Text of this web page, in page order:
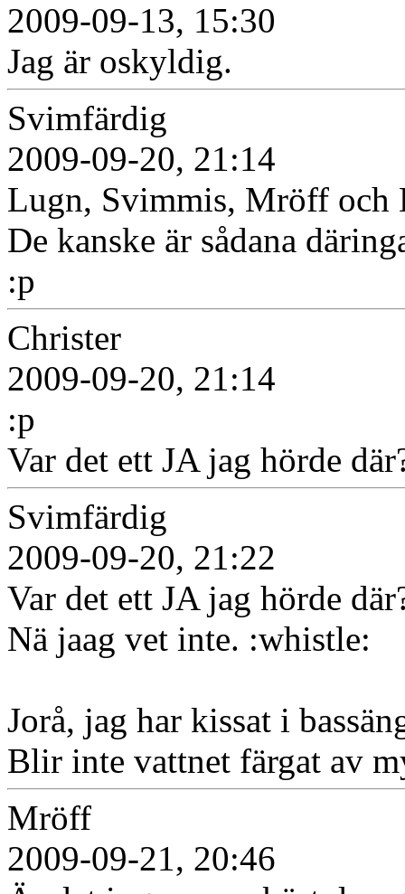
2009-09-13, 15:30
Jag är oskyldig.
Svimfärdig
2009-09-20, 21:14
Lugn, Svimmis, Mröff och
De kanske är sådana
:p
Christer
2009-09-20, 21:14
:p
Var det ett JA jag hörde
Svimfärdig
2009-09-20, 21:22
Var det ett JA jag hörde
Nä jaag vet inte. :whistle:
Jorå, jag har kissat i
Blir inte vattnet färgat av
Mröff
2009-09-21, 20:46